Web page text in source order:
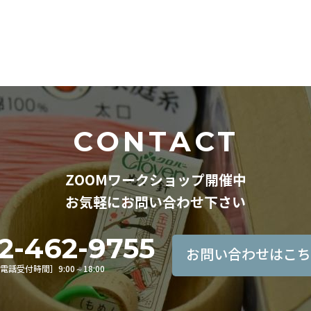
CONTACT
ZOOMワークショップ開催中
お気軽にお問い合わせ下さい
462-9755
話受付時間］9:00～18:00
お問い合わせはこ